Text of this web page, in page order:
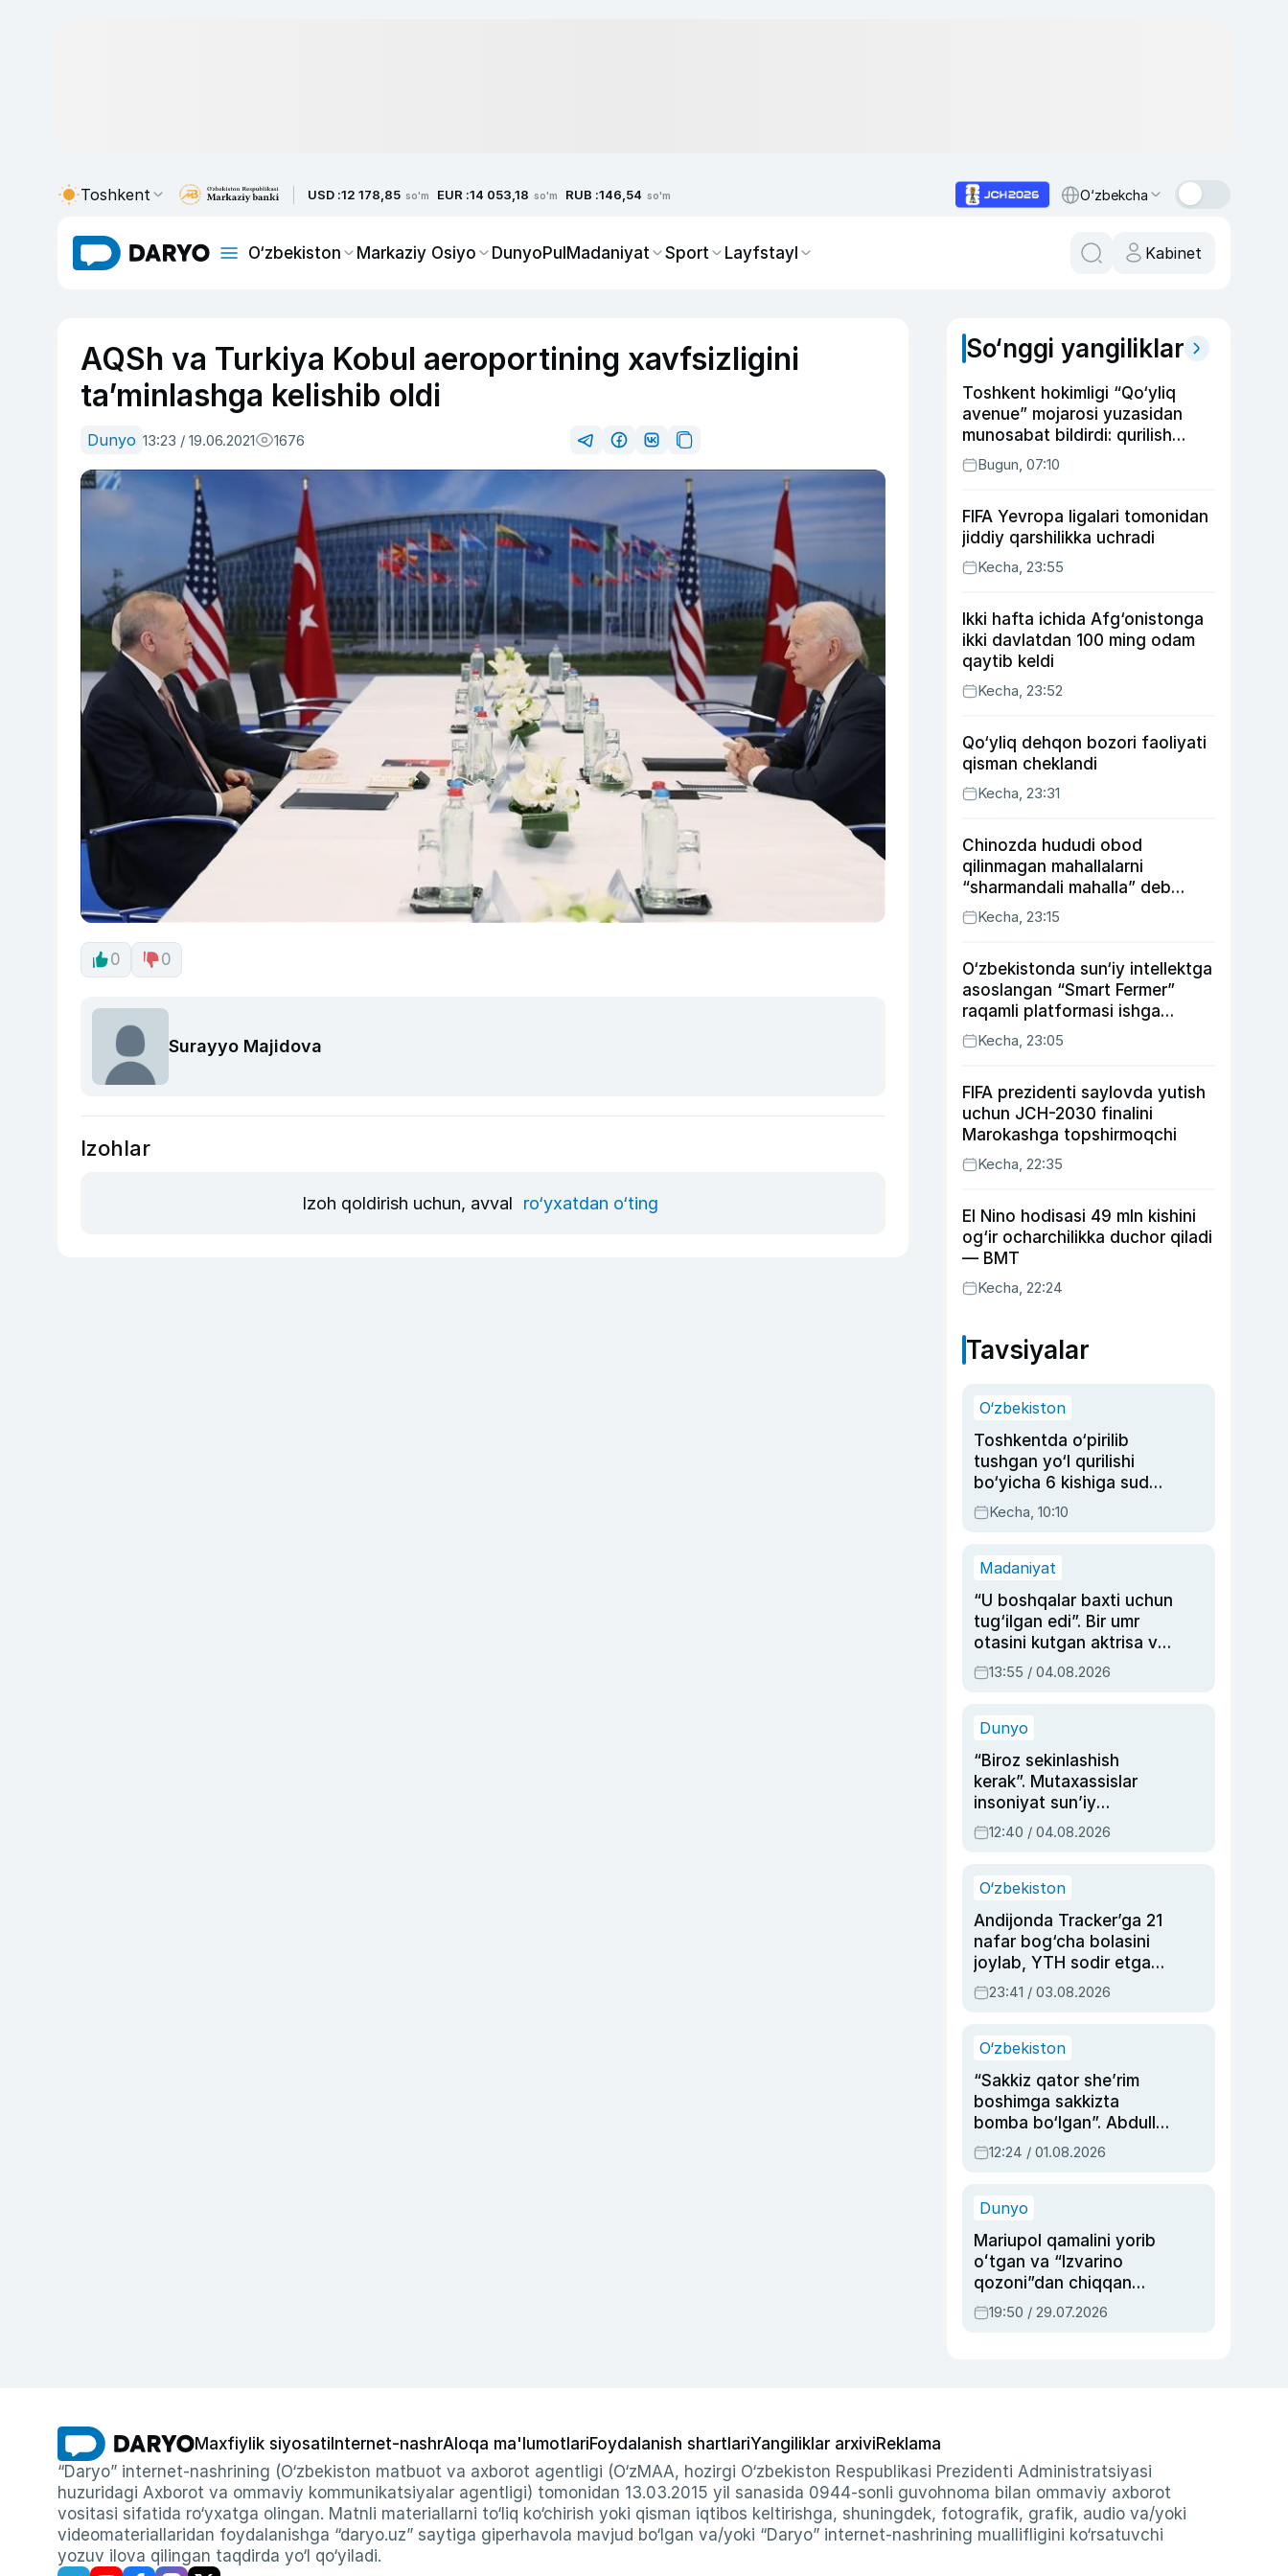
Toshkent USD :12 178,85 so'm EUR :14 053,18 so'm RUB :146,54 so'm O‘zbekcha
O‘zbekiston Markaziy Osiyo DunyoPulMadaniyat Sport Layfstayl Kabinet
AQSh va Turkiya Kobul aeroportining xavfsizligini
ta’minlashga kelishib oldi
Dunyo 13:23 / 19.06.2021 1676
0 0
Surayyo Majidova
Izohlar
Izoh qoldirish uchun, avval ro‘yxatdan o‘ting
So‘nggi yangiliklar
Toshkent hokimligi “Qo‘yliq
avenue” mojarosi yuzasidan
munosabat bildirdi: qurilish
ishlarining 53 foizi yakunlangan
Bugun, 07:10
FIFA Yevropa ligalari tomonidan
jiddiy qarshilikka uchradi
Kecha, 23:55
Ikki hafta ichida Afg‘onistonga
ikki davlatdan 100 ming odam
qaytib keldi
Kecha, 23:52
Qo‘yliq dehqon bozori faoliyati
qisman cheklandi
Kecha, 23:31
Chinozda hududi obod
qilinmagan mahallalarni
“sharmandali mahalla” deb
belgilash boshlandi
Kecha, 23:15
O‘zbekistonda sun‘iy intellektga
asoslangan “Smart Fermer”
raqamli platformasi ishga
tushiriladi
Kecha, 23:05
FIFA prezidenti saylovda yutish
uchun JCH-2030 finalini
Marokashga topshirmoqchi
Kecha, 22:35
El Nino hodisasi 49 mln kishini
og‘ir ocharchilikka duchor qiladi
— BMT
Kecha, 22:24
Tavsiyalar
O‘zbekiston
Toshkentda o‘pirilib
tushgan yo‘l qurilishi
bo‘yicha 6 kishiga sud
hukmi o‘qildi
Kecha, 10:10
Madaniyat
“U boshqalar baxti uchun
tug‘ilgan edi”. Bir umr
otasini kutgan aktrisa va
dublyaj ustasi Rimma
Ahmedovaning
13:55 / 04.08.2026
Dunyo
“Biroz sekinlashish
kerak”. Mutaxassislar
insoniyat sun’iy
intellektni boshqara
olmay qolishidan xavotir
12:40 / 04.08.2026
O‘zbekiston
Andijonda Tracker’ga 21
nafar bog‘cha bolasini
joylab, YTH sodir etgan
ayolga sud hukmi o‘qildi
23:41 / 03.08.2026
O‘zbekiston
“Sakkiz qator she’rim
boshimga sakkizta
bomba bo‘lgan”. Abdulla
Oripovni siyosiy
ayblovlardan asrab
12:24 / 01.08.2026
Dunyo
Mariupol qamalini yorib
oʻtgan va “Izvarino
qozoni”dan chiqqan
qahramon — Ukraina
armiyasi bosh
19:50 / 29.07.2026
Maxfiylik siyosati Internet-nashrAloqa ma'lumotlariFoydalanish shartlariYangiliklar arxiviReklama
“Daryo” internet-nashrining (O‘zbekiston matbuot va axborot agentligi (O‘zMAA, hozirgi O‘zbekiston Respublikasi Prezidenti Administratsiyasi
huzuridagi Axborot va ommaviy kommunikatsiyalar agentligi) tomonidan 13.03.2015 yil sanasida 0944-sonli guvohnoma bilan ommaviy axborot
vositasi sifatida ro‘yxatga olingan. Matnli materiallarni to‘liq ko‘chirish yoki qisman iqtibos keltirishga, shuningdek, fotografik, grafik, audio va/yoki
videomateriallaridan foydalanishga “daryo.uz” saytiga giperhavola mavjud bo‘lgan va/yoki “Daryo” internet-nashrining muallifligini ko‘rsatuvchi
yozuv ilova qilingan taqdirda yo‘l qo‘yiladi.